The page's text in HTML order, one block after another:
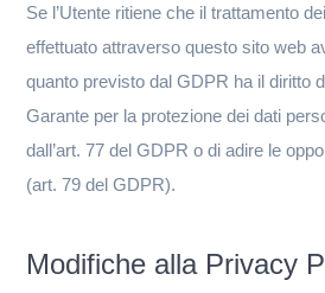
Se l’Utente ritiene che il trattamento
effettuato attraverso questo sito web
quanto previsto dal GDPR ha il diritto
Garante per la protezione dei dati
dall’art. 77 del GDPR o di adire le
(art. 79 del GDPR).
Modifiche alla Privacy